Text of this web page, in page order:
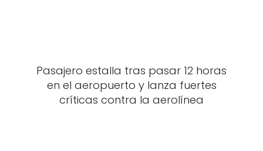
Pasajero estalla tras pasar 12 horas
en el aeropuerto y lanza fuertes
críticas contra la aerolínea